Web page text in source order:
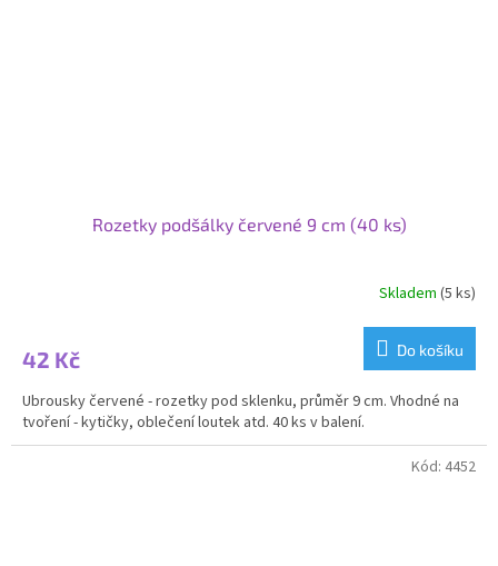
Rozetky podšálky červené 9 cm (40 ks)
Skladem (5 ks)
42 Kč Do košíku
Ubrousky červené - rozetky pod sklenku, průměr 9 cm. Vhodné na
tvoření - kytičky, oblečení loutek atd. 40 ks v balení.
Kód: 4452